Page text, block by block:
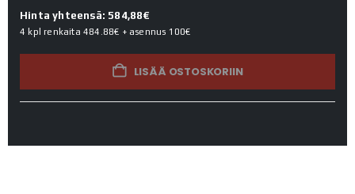
Hinta yhteensä: 584,88€
4 kpl renkaita 484.88€ + asennus 100€
LISÄÄ OSTOSKORIIN